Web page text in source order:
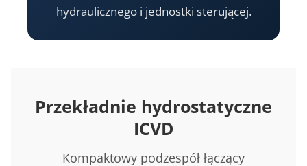
hydraulicznego i jednostki sterującej.
Przekładnie hydrostatyczne
ICVD
Kompaktowy podzespół łączący